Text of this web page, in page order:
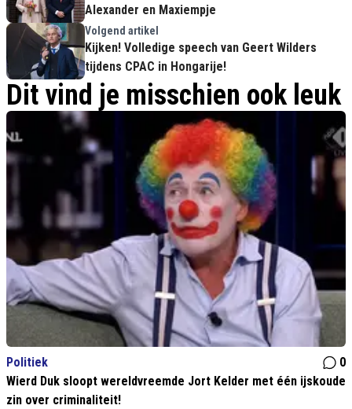
Alexander en Maxiempje
Volgend artikel
Kijken! Volledige speech van Geert Wilders
tijdens CPAC in Hongarije!
Dit vind je misschien ook leuk
Politiek
0
Wierd Duk sloopt wereldvreemde Jort Kelder met één ijskoude
zin over criminaliteit!